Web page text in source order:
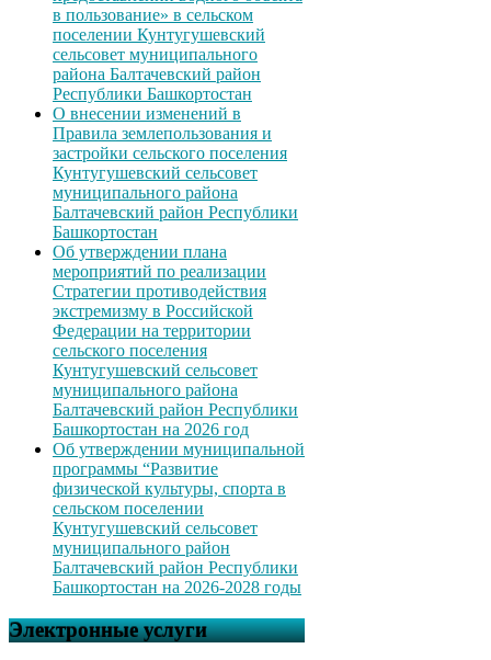
в пользование» в сельском
поселении Кунтугушевский
сельсовет муниципального
района Балтачевский район
Республики Башкортостан
О внесении изменений в
Правила землепользования и
застройки сельского поселения
Кунтугушевский сельсовет
муниципального района
Балтачевский район Республики
Башкортостан
Об утверждении плана
мероприятий по реализации
Стратегии противодействия
экстремизму в Российской
Федерации на территории
сельского поселения
Кунтугушевский сельсовет
муниципального района
Балтачевский район Республики
Башкортостан на 2026 год
Об утверждении муниципальной
программы “Развитие
физической культуры, спорта в
сельском поселении
Кунтугушевский сельсовет
муниципального район
Балтачевский район Республики
Башкортостан на 2026-2028 годы
Электронные услуги